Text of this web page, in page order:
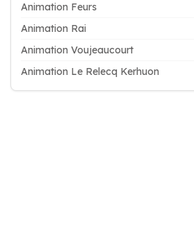
Animation Feurs
Animation Rai
Animation Voujeaucourt
Animation Le Relecq Kerhuon